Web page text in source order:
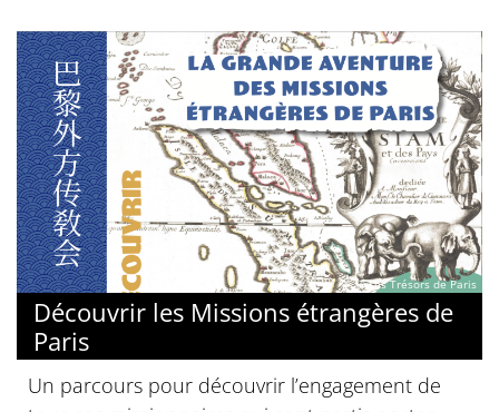
© Les Trésors de Paris
Découvrir les Missions étrangères de
Paris
Un parcours pour découvrir l’engagement de